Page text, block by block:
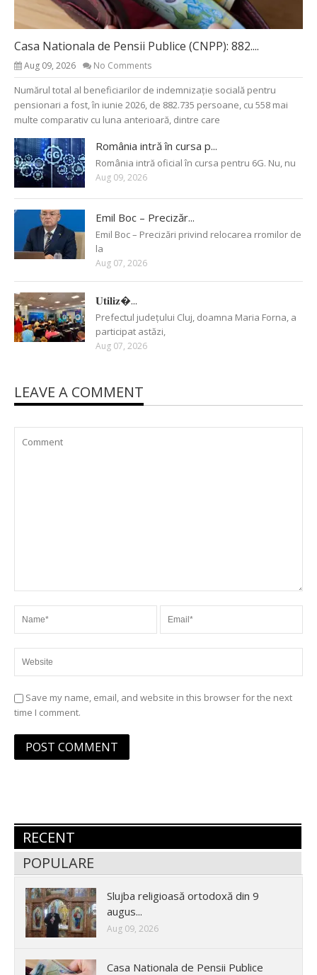
Casa Nationala de Pensii Publice (CNPP): 882....
Aug 09, 2026 No Comments
Numărul total al beneficiarilor de indemnizație socială pentru
pensionari a fost, în iunie 2026, de 882.735 persoane, cu 558 mai
multe comparativ cu luna anterioară, dintre care
România intră în cursa p...
România intră oficial în cursa pentru 6G. Nu, nu
Aug 09, 2026
Emil Boc – Precizăr...
Emil Boc – Precizări privind relocarea rromilor de
la
Aug 07, 2026
𝐔𝐭𝐢𝐥𝐢𝐳�...
Prefectul județului Cluj, doamna Maria Forna, a
participat astăzi,
Aug 07, 2026
LEAVE A COMMENT
Save my name, email, and website in this browser for the next
time I comment.
RECENT
POPULARE
Slujba religioasă ortodoxă din 9
augus...
Aug 09, 2026
Casa Nationala de Pensii Publice